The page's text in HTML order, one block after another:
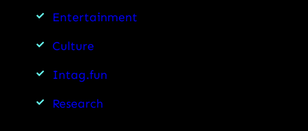
Entertainment
Culture
Intag.fun
Research